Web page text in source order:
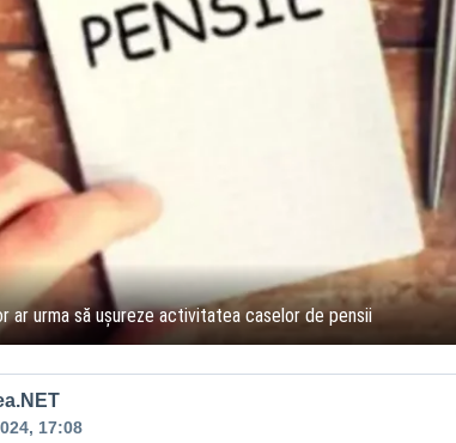
ar urma să ușureze activitatea caselor de pensii
17:08